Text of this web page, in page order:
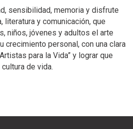
sensibilidad, memoria y disfrute
literatura y comunicación, que
niños, jóvenes y adultos el arte
crecimiento personal, con una clara
para la Vida” y lograr que
de vida.